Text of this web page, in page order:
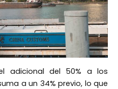
adicional del 50% a los
a un 34% previo, lo que